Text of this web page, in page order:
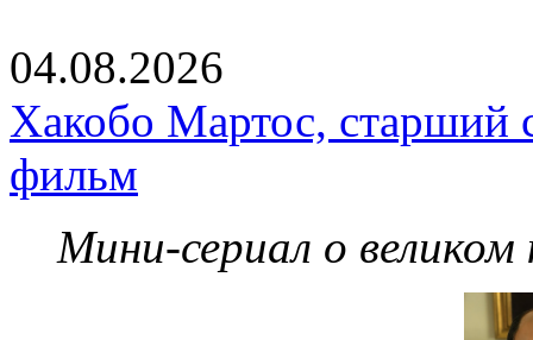
04.08.2026
Хакобо Мартос, старший
фильм
Мини-сериал о великом